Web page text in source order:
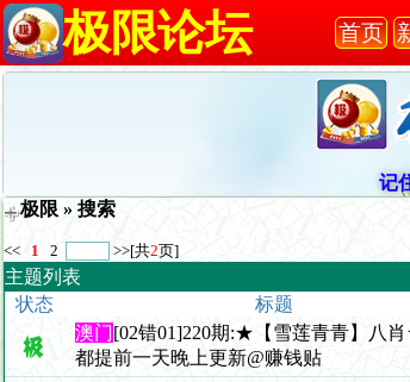
极限论坛 首页
记
极限 » 搜索
<< 1 2 >>[共2页]
主题列表
状态
标题
澳门[02错01]220期:★【雪莲青青】八
都提前一天晚上更新@赚钱贴